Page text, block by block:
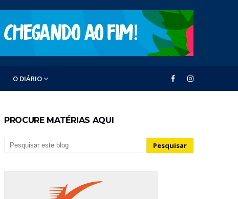
O DIÁRIO
PROCURE MATÉRIAS AQUI